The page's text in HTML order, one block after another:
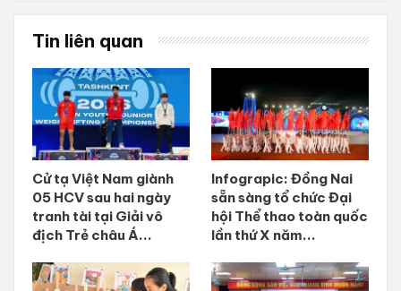
Tin liên quan
Cử tạ Việt Nam giành
05 HCV sau hai ngày
tranh tài tại Giải vô
địch Trẻ châu Á...
Infograpic: Đồng Nai
sẵn sàng tổ chức Đại
hội Thể thao toàn quốc
lần thứ X năm...